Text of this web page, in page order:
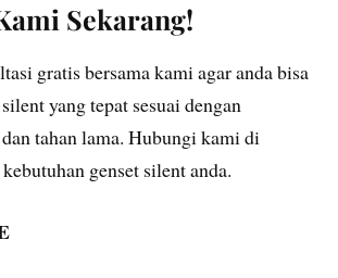
Sekarang!
gratis bersama kami agar anda bisa
yang tepat sesuai dengan
tahan lama. Hubungi kami di
genset silent anda.